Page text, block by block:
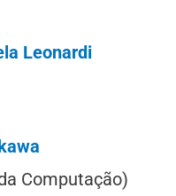
Leonardi
Computação)